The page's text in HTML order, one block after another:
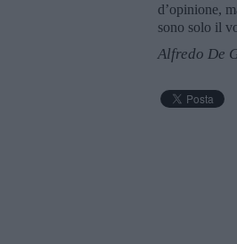
d’opinione,
sono solo il
Alfredo De